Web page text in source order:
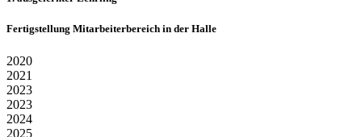
Fertigstellung Mitarbeiterbereich in der Halle
2020
2021
2023
2023
2024
2025